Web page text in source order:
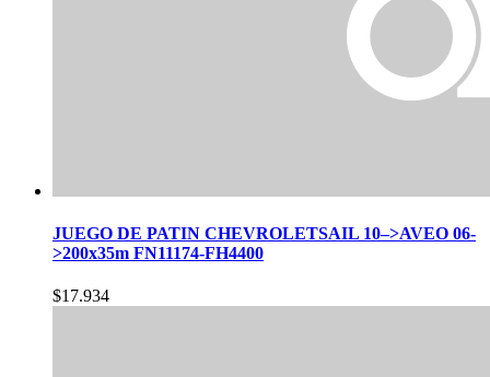
JUEGO DE PATIN CHEVROLETSAIL 10–>AVEO 06-
>200x35m FN11174-FH4400
$17.934